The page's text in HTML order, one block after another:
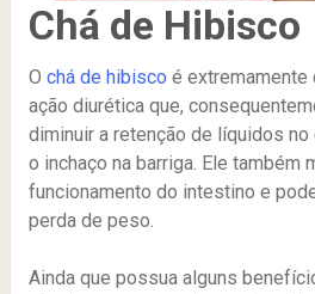
Chá de Hibisco
O chá de hibisco é extremamente
ação diurética que,
diminuir a retenção de líquidos
o inchaço na barriga. Ele também
funcionamento do intestino e
perda de peso.
Ainda que possua alguns